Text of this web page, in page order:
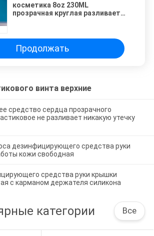
косметика 8oz 230ML
прозрачная круглая разливает
Продолжать
винта верхние
средство сердца прозрачного
не разливает никакую утечку
дезинфицирующего средства руки
кожи свободная
средства руки крышки
с карманом держателя силикона
категории Все